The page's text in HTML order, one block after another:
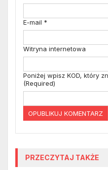
E-mail *
Witryna internetowa
Poniżej wpisz KOD, który
(Required)
PRZECZYTAJ TAKŻE